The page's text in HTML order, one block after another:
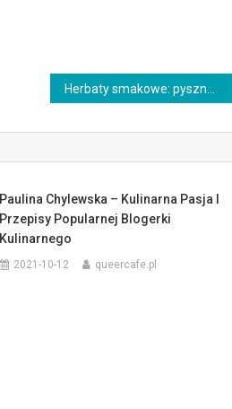
Paulina Chylewska – Kulinarna Pasja I
Przepisy Popularnej Blogerki
Kulinarnego
2021-10-12 queercafe.pl